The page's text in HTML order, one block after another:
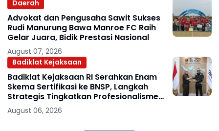
Daerah
Advokat dan Pengusaha Sawit Sukses
Rudi Manurung Bawa Manroe FC Raih
Gelar Juara, Bidik Prestasi Nasional
August 07, 2026
Badiklat Kejaksaan
Badiklat Kejaksaan RI Serahkan Enam
Skema Sertifikasi ke BNSP, Langkah
Strategis Tingkatkan Profesionalisme
Jaksa
August 06, 2026